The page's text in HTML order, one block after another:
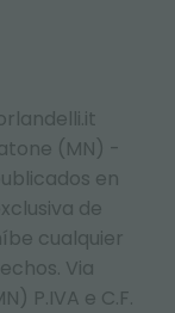
(MN) -
en
de
cualquier
Via
P.IVA e C.F.